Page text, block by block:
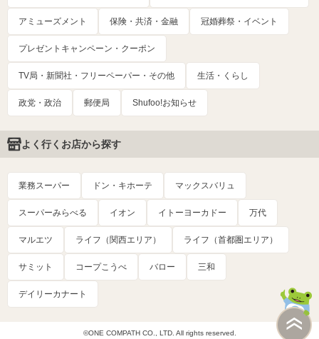
アミューズメント 保険・共済・金融 冠婚葬祭・イベント
プレゼントキャンペーン・クーポン
TV局・新聞社・フリーペーパー・その他 生活・くらし
政党・政治 郵便局 Shufoo!お知らせ
よく行くお店から探す
業務スーパー ドン・キホーテ マックスバリュ
スーパーみらべる イオン イトーヨーカドー 万代
マルエツ ライフ（関西エリア） ライフ（首都圏エリア）
サミット コープこうべ バロー 三和
デイリーカナート
©ONE COMPATH CO., LTD. All rights reserved.